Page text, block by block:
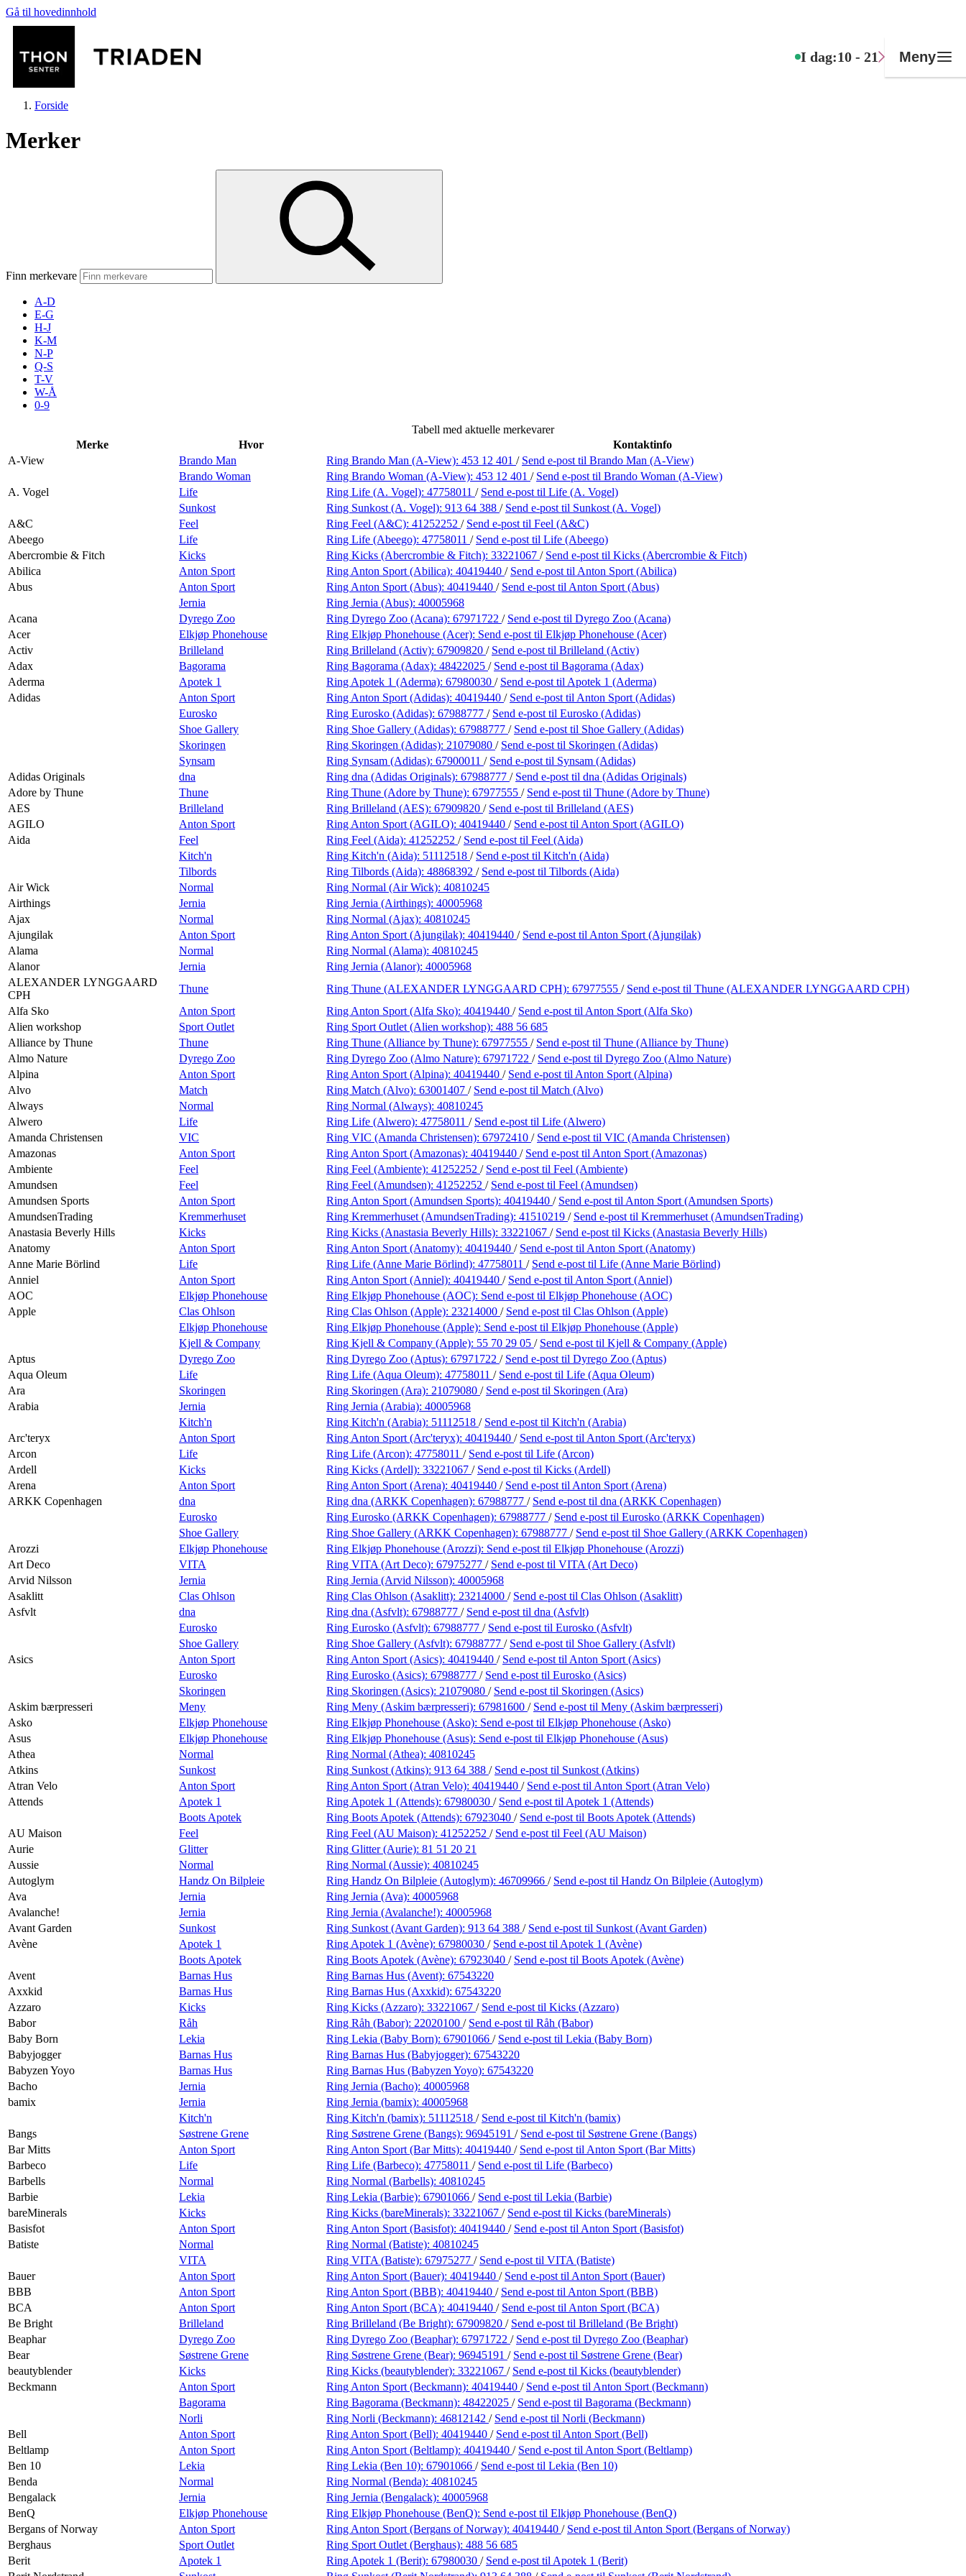
Gå til hovedinnhold
I dag:10 - 21 Meny
Mat og drikke
Inspirasjon
Forside
Merker
Finn merkevare
A-D
E-G
H-J
K-M
N-P
Q-S
T-V
W-Å
0-9
Tabell med aktuelle merkevarer
Merke
Hvor
Kontaktinfo
A-View
Brando Man Ring Brando Man (A-View): 453 12 401 / Send e-post til Brando Man (A-View)
Brando Woman
Ring Brando Woman (A-View): 453 12 401 / Send e-post til Brando Woman (A-View)
A. Vogel
Life Ring Life (A. Vogel): 47758011 / Send e-post til Life (A. Vogel)
Sunkost
Ring Sunkost (A. Vogel): 913 64 388 / Send e-post til Sunkost (A. Vogel)
A&C
Feel Ring Feel (A&C): 41252252 / Send e-post til Feel (A&C)
Abeego
Life Ring Life (Abeego): 47758011 / Send e-post til Life (Abeego)
Abercrombie & Fitch
Kicks Ring Kicks (Abercrombie & Fitch): 33221067 / Send e-post til Kicks (Abercrombie & Fitch)
Abilica
Anton Sport Ring Anton Sport (Abilica): 40419440 / Send e-post til Anton Sport (Abilica)
Abus
Anton Sport Ring Anton Sport (Abus): 40419440 / Send e-post til Anton Sport (Abus)
Jernia
Ring Jernia (Abus): 40005968
Acana
Dyrego Zoo Ring Dyrego Zoo (Acana): 67971722 / Send e-post til Dyrego Zoo (Acana)
Acer
Elkjøp Phonehouse Ring Elkjøp Phonehouse (Acer): Send e-post til Elkjøp Phonehouse (Acer)
Activ
Brilleland Ring Brilleland (Activ): 67909820 / Send e-post til Brilleland (Activ)
Adax
Bagorama Ring Bagorama (Adax): 48422025 / Send e-post til Bagorama (Adax)
Aderma
Apotek 1 Ring Apotek 1 (Aderma): 67980030 / Send e-post til Apotek 1 (Aderma)
Adidas
Anton Sport Ring Anton Sport (Adidas): 40419440 / Send e-post til Anton Sport (Adidas)
Eurosko
Ring Eurosko (Adidas): 67988777 / Send e-post til Eurosko (Adidas)
Shoe Gallery
Ring Shoe Gallery (Adidas): 67988777 / Send e-post til Shoe Gallery (Adidas)
Skoringen
Ring Skoringen (Adidas): 21079080 / Send e-post til Skoringen (Adidas)
Synsam
Ring Synsam (Adidas): 67900011 / Send e-post til Synsam (Adidas)
Adidas Originals
dna Ring dna (Adidas Originals): 67988777 / Send e-post til dna (Adidas Originals)
Adore by Thune
Thune Ring Thune (Adore by Thune): 67977555 / Send e-post til Thune (Adore by Thune)
AES
Brilleland Ring Brilleland (AES): 67909820 / Send e-post til Brilleland (AES)
AGILO
Anton Sport Ring Anton Sport (AGILO): 40419440 / Send e-post til Anton Sport (AGILO)
Aida
Feel Ring Feel (Aida): 41252252 / Send e-post til Feel (Aida)
Kitch'n
Ring Kitch'n (Aida): 51112518 / Send e-post til Kitch'n (Aida)
Tilbords
Ring Tilbords (Aida): 48868392 / Send e-post til Tilbords (Aida)
Air Wick
Normal Ring Normal (Air Wick): 40810245
Airthings
Jernia Ring Jernia (Airthings): 40005968
Ajax
Normal Ring Normal (Ajax): 40810245
Ajungilak
Anton Sport Ring Anton Sport (Ajungilak): 40419440 / Send e-post til Anton Sport (Ajungilak)
Alama
Normal Ring Normal (Alama): 40810245
Alanor
Jernia Ring Jernia (Alanor): 40005968
ALEXANDER LYNGGAARD
CPH
Thune Ring Thune (ALEXANDER LYNGGAARD CPH): 67977555 / Send e-post til Thune (ALEXANDER LYNGGAARD CPH)
Alfa Sko
Anton Sport Ring Anton Sport (Alfa Sko): 40419440 / Send e-post til Anton Sport (Alfa Sko)
Alien workshop
Sport Outlet Ring Sport Outlet (Alien workshop): 488 56 685
Alliance by Thune
Thune Ring Thune (Alliance by Thune): 67977555 / Send e-post til Thune (Alliance by Thune)
Almo Nature
Dyrego Zoo Ring Dyrego Zoo (Almo Nature): 67971722 / Send e-post til Dyrego Zoo (Almo Nature)
Alpina
Anton Sport Ring Anton Sport (Alpina): 40419440 / Send e-post til Anton Sport (Alpina)
Alvo
Match Ring Match (Alvo): 63001407 / Send e-post til Match (Alvo)
Always
Normal Ring Normal (Always): 40810245
Alwero
Life Ring Life (Alwero): 47758011 / Send e-post til Life (Alwero)
Amanda Christensen
VIC Ring VIC (Amanda Christensen): 67972410 / Send e-post til VIC (Amanda Christensen)
Amazonas
Anton Sport Ring Anton Sport (Amazonas): 40419440 / Send e-post til Anton Sport (Amazonas)
Ambiente
Feel Ring Feel (Ambiente): 41252252 / Send e-post til Feel (Ambiente)
Amundsen
Feel Ring Feel (Amundsen): 41252252 / Send e-post til Feel (Amundsen)
Amundsen Sports
Anton Sport Ring Anton Sport (Amundsen Sports): 40419440 / Send e-post til Anton Sport (Amundsen Sports)
AmundsenTrading
Kremmerhuset Ring Kremmerhuset (AmundsenTrading): 41510219 / Send e-post til Kremmerhuset (AmundsenTrading)
Anastasia Beverly Hills
Kicks Ring Kicks (Anastasia Beverly Hills): 33221067 / Send e-post til Kicks (Anastasia Beverly Hills)
Anatomy
Anton Sport Ring Anton Sport (Anatomy): 40419440 / Send e-post til Anton Sport (Anatomy)
Anne Marie Börlind
Life Ring Life (Anne Marie Börlind): 47758011 / Send e-post til Life (Anne Marie Börlind)
Anniel
Anton Sport Ring Anton Sport (Anniel): 40419440 / Send e-post til Anton Sport (Anniel)
AOC
Elkjøp Phonehouse Ring Elkjøp Phonehouse (AOC): Send e-post til Elkjøp Phonehouse (AOC)
Apple
Clas Ohlson Ring Clas Ohlson (Apple): 23214000 / Send e-post til Clas Ohlson (Apple)
Elkjøp Phonehouse
Ring Elkjøp Phonehouse (Apple): Send e-post til Elkjøp Phonehouse (Apple)
Kjell & Company
Ring Kjell & Company (Apple): 55 70 29 05 / Send e-post til Kjell & Company (Apple)
Aptus
Dyrego Zoo Ring Dyrego Zoo (Aptus): 67971722 / Send e-post til Dyrego Zoo (Aptus)
Aqua Oleum
Life Ring Life (Aqua Oleum): 47758011 / Send e-post til Life (Aqua Oleum)
Ara
Skoringen Ring Skoringen (Ara): 21079080 / Send e-post til Skoringen (Ara)
Arabia
Jernia Ring Jernia (Arabia): 40005968
Kitch'n
Ring Kitch'n (Arabia): 51112518 / Send e-post til Kitch'n (Arabia)
Arc'teryx
Anton Sport Ring Anton Sport (Arc'teryx): 40419440 / Send e-post til Anton Sport (Arc'teryx)
Arcon
Life Ring Life (Arcon): 47758011 / Send e-post til Life (Arcon)
Ardell
Kicks Ring Kicks (Ardell): 33221067 / Send e-post til Kicks (Ardell)
Arena
Anton Sport Ring Anton Sport (Arena): 40419440 / Send e-post til Anton Sport (Arena)
ARKK Copenhagen
dna Ring dna (ARKK Copenhagen): 67988777 / Send e-post til dna (ARKK Copenhagen)
Eurosko
Ring Eurosko (ARKK Copenhagen): 67988777 / Send e-post til Eurosko (ARKK Copenhagen)
Shoe Gallery
Ring Shoe Gallery (ARKK Copenhagen): 67988777 / Send e-post til Shoe Gallery (ARKK Copenhagen)
Arozzi
Elkjøp Phonehouse Ring Elkjøp Phonehouse (Arozzi): Send e-post til Elkjøp Phonehouse (Arozzi)
Art Deco
VITA Ring VITA (Art Deco): 67975277 / Send e-post til VITA (Art Deco)
Arvid Nilsson
Jernia Ring Jernia (Arvid Nilsson): 40005968
Asaklitt
Clas Ohlson Ring Clas Ohlson (Asaklitt): 23214000 / Send e-post til Clas Ohlson (Asaklitt)
Asfvlt
dna Ring dna (Asfvlt): 67988777 / Send e-post til dna (Asfvlt)
Eurosko
Ring Eurosko (Asfvlt): 67988777 / Send e-post til Eurosko (Asfvlt)
Shoe Gallery
Ring Shoe Gallery (Asfvlt): 67988777 / Send e-post til Shoe Gallery (Asfvlt)
Asics
Anton Sport Ring Anton Sport (Asics): 40419440 / Send e-post til Anton Sport (Asics)
Eurosko
Ring Eurosko (Asics): 67988777 / Send e-post til Eurosko (Asics)
Skoringen
Ring Skoringen (Asics): 21079080 / Send e-post til Skoringen (Asics)
Askim bærpresseri
Meny Ring Meny (Askim bærpresseri): 67981600 / Send e-post til Meny (Askim bærpresseri)
Asko
Elkjøp Phonehouse Ring Elkjøp Phonehouse (Asko): Send e-post til Elkjøp Phonehouse (Asko)
Asus
Elkjøp Phonehouse Ring Elkjøp Phonehouse (Asus): Send e-post til Elkjøp Phonehouse (Asus)
Athea
Normal Ring Normal (Athea): 40810245
Atkins
Sunkost Ring Sunkost (Atkins): 913 64 388 / Send e-post til Sunkost (Atkins)
Atran Velo
Anton Sport Ring Anton Sport (Atran Velo): 40419440 / Send e-post til Anton Sport (Atran Velo)
Attends
Apotek 1 Ring Apotek 1 (Attends): 67980030 / Send e-post til Apotek 1 (Attends)
Boots Apotek
Ring Boots Apotek (Attends): 67923040 / Send e-post til Boots Apotek (Attends)
AU Maison
Feel Ring Feel (AU Maison): 41252252 / Send e-post til Feel (AU Maison)
Aurie
Glitter Ring Glitter (Aurie): 81 51 20 21
Aussie
Normal Ring Normal (Aussie): 40810245
Autoglym
Handz On Bilpleie Ring Handz On Bilpleie (Autoglym): 46709966 / Send e-post til Handz On Bilpleie (Autoglym)
Ava
Jernia Ring Jernia (Ava): 40005968
Avalanche!
Jernia Ring Jernia (Avalanche!): 40005968
Avant Garden
Sunkost Ring Sunkost (Avant Garden): 913 64 388 / Send e-post til Sunkost (Avant Garden)
Avène
Apotek 1 Ring Apotek 1 (Avène): 67980030 / Send e-post til Apotek 1 (Avène)
Boots Apotek
Ring Boots Apotek (Avène): 67923040 / Send e-post til Boots Apotek (Avène)
Avent
Barnas Hus Ring Barnas Hus (Avent): 67543220
Axxkid
Barnas Hus Ring Barnas Hus (Axxkid): 67543220
Azzaro
Kicks Ring Kicks (Azzaro): 33221067 / Send e-post til Kicks (Azzaro)
Babor
Råh Ring Råh (Babor): 22020100 / Send e-post til Råh (Babor)
Baby Born
Lekia Ring Lekia (Baby Born): 67901066 / Send e-post til Lekia (Baby Born)
Babyjogger
Barnas Hus Ring Barnas Hus (Babyjogger): 67543220
Babyzen Yoyo
Barnas Hus Ring Barnas Hus (Babyzen Yoyo): 67543220
Bacho
Jernia Ring Jernia (Bacho): 40005968
bamix
Jernia Ring Jernia (bamix): 40005968
Kitch'n
Ring Kitch'n (bamix): 51112518 / Send e-post til Kitch'n (bamix)
Bangs
Søstrene Grene Ring Søstrene Grene (Bangs): 96945191 / Send e-post til Søstrene Grene (Bangs)
Bar Mitts
Anton Sport Ring Anton Sport (Bar Mitts): 40419440 / Send e-post til Anton Sport (Bar Mitts)
Barbeco
Life Ring Life (Barbeco): 47758011 / Send e-post til Life (Barbeco)
Barbells
Normal Ring Normal (Barbells): 40810245
Barbie
Lekia Ring Lekia (Barbie): 67901066 / Send e-post til Lekia (Barbie)
bareMinerals
Kicks Ring Kicks (bareMinerals): 33221067 / Send e-post til Kicks (bareMinerals)
Basisfot
Anton Sport Ring Anton Sport (Basisfot): 40419440 / Send e-post til Anton Sport (Basisfot)
Batiste
Normal Ring Normal (Batiste): 40810245
VITA
Ring VITA (Batiste): 67975277 / Send e-post til VITA (Batiste)
Bauer
Anton Sport Ring Anton Sport (Bauer): 40419440 / Send e-post til Anton Sport (Bauer)
BBB
Anton Sport Ring Anton Sport (BBB): 40419440 / Send e-post til Anton Sport (BBB)
BCA
Anton Sport Ring Anton Sport (BCA): 40419440 / Send e-post til Anton Sport (BCA)
Be Bright
Brilleland Ring Brilleland (Be Bright): 67909820 / Send e-post til Brilleland (Be Bright)
Beaphar
Dyrego Zoo Ring Dyrego Zoo (Beaphar): 67971722 / Send e-post til Dyrego Zoo (Beaphar)
Bear
Søstrene Grene Ring Søstrene Grene (Bear): 96945191 / Send e-post til Søstrene Grene (Bear)
beautyblender
Kicks Ring Kicks (beautyblender): 33221067 / Send e-post til Kicks (beautyblender)
Beckmann
Anton Sport Ring Anton Sport (Beckmann): 40419440 / Send e-post til Anton Sport (Beckmann)
Bagorama
Ring Bagorama (Beckmann): 48422025 / Send e-post til Bagorama (Beckmann)
Norli
Ring Norli (Beckmann): 46812142 / Send e-post til Norli (Beckmann)
Bell
Anton Sport Ring Anton Sport (Bell): 40419440 / Send e-post til Anton Sport (Bell)
Beltlamp
Anton Sport Ring Anton Sport (Beltlamp): 40419440 / Send e-post til Anton Sport (Beltlamp)
Ben 10
Lekia Ring Lekia (Ben 10): 67901066 / Send e-post til Lekia (Ben 10)
Benda
Normal Ring Normal (Benda): 40810245
Bengalack
Jernia Ring Jernia (Bengalack): 40005968
BenQ
Elkjøp Phonehouse Ring Elkjøp Phonehouse (BenQ): Send e-post til Elkjøp Phonehouse (BenQ)
Bergans of Norway
Anton Sport Ring Anton Sport (Bergans of Norway): 40419440 / Send e-post til Anton Sport (Bergans of Norway)
Berghaus
Sport Outlet Ring Sport Outlet (Berghaus): 488 56 685
Berit
Apotek 1 Ring Apotek 1 (Berit): 67980030 / Send e-post til Apotek 1 (Berit)